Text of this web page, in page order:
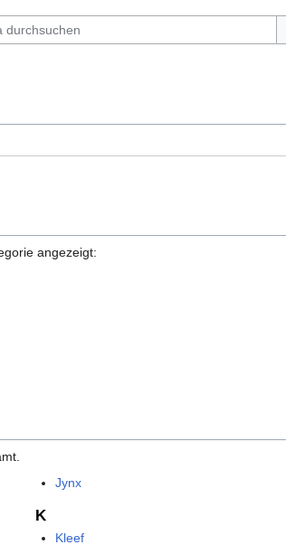
angezeigt:
Jynx
K
Kleef